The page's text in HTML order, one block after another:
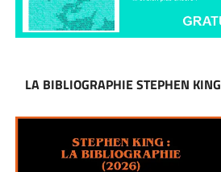
LA BIBLIOGRAPHIE STEPHEN KING